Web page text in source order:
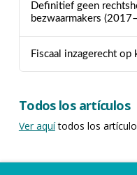
Definitief geen
bezwaarmakers
Fiscaal inzagerecht op
Todos los artículos
Ver aquítodos los